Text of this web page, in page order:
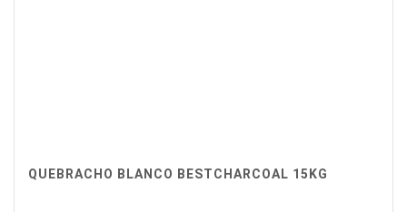
QUEBRACHO BLANCO BESTCHARCOAL 15KG